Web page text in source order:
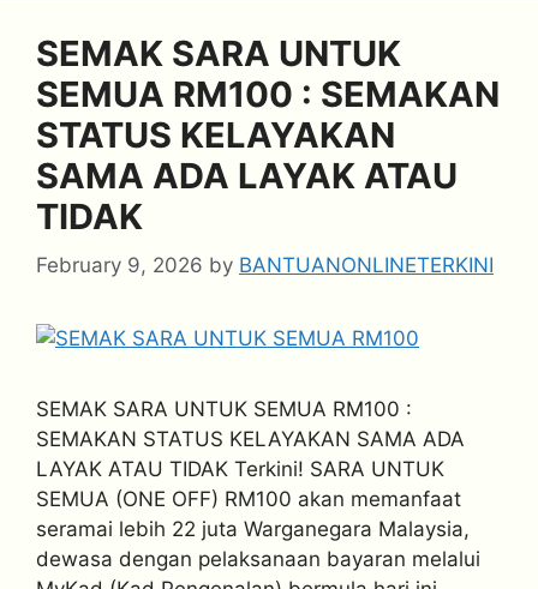
SEMAK SARA UNTUK
SEMUA RM100 : SEMAKAN
STATUS KELAYAKAN
SAMA ADA LAYAK ATAU
TIDAK
February 9, 2026 by BANTUANONLINETERKINI
SEMAK SARA UNTUK SEMUA RM100 :
SEMAKAN STATUS KELAYAKAN SAMA ADA
LAYAK ATAU TIDAK Terkini! SARA UNTUK
SEMUA (ONE OFF) RM100 akan memanfaat
seramai lebih 22 juta Warganegara Malaysia,
dewasa dengan pelaksanaan bayaran melalui